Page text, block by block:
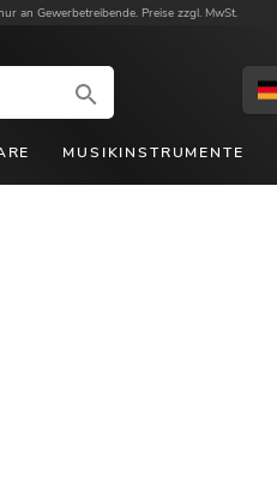
an Gewerbetreibende. Preise zzgl. MwSt.
MUSIKINSTRUMENTE